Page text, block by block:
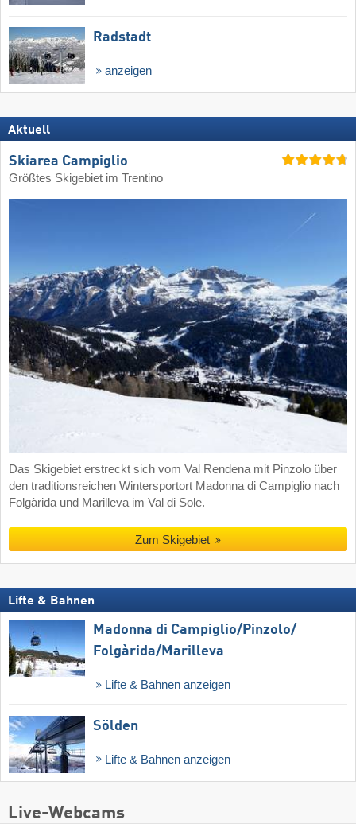
Radstadt
anzeigen
Aktuell
Skiarea Campiglio
Größtes Skigebiet im Trentino
Das Skigebiet erstreckt sich vom Val Rendena mit Pinzolo über
den traditionsreichen Wintersportort Madonna di Campiglio nach
Folgàrida und Marilleva im Val di Sole.
Zum Skigebiet
Lifte & Bahnen
Madonna di Campiglio/​Pinzolo/​
Folgàrida/​Marilleva
Lifte & Bahnen anzeigen
Sölden
Lifte & Bahnen anzeigen
Live-Webcams